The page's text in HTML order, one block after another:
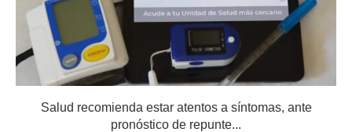
Salud recomienda estar atentos a síntomas, ante
pronóstico de repunte...